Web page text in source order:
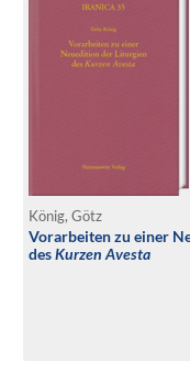
König, Götz
Vorarbeiten zu einer
desKurzen Avesta